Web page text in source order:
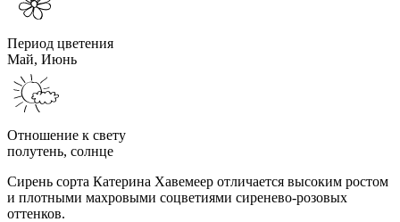
Период цветения
Май, Июнь
Отношение к свету
полутень, солнце
Сирень сорта Катерина Хавемеер отличается высоким ростом
и плотными махровыми соцветиями сиренево-розовых
оттенков.